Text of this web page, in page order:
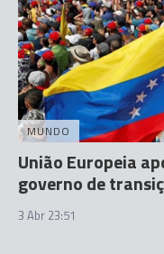
MUNDO
União Europeia
governo de
3 Abr 23:51